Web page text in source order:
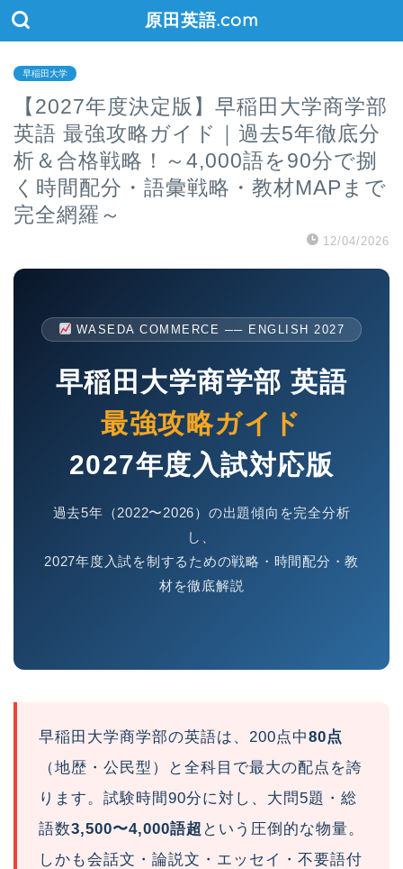
原田英語.com
早稲田大学
【2027年度決定版】早稲田大学商学部
英語 最強攻略ガイド｜過去5年徹底分
析＆合格戦略！～4,000語を90分で捌
く時間配分・語彙戦略・教材MAPまで
完全網羅～
12/04/2026
WASEDA COMMERCE ── ENGLISH 2027
早稲田大学商学部 英語
最強攻略ガイド
2027年度入試対応版
過去5年（2022〜2026）の出題傾向を完全分析
し、
2027年度入試を制するための戦略・時間配分・教
材を徹底解説
早稲田大学商学部の英語は、200点中80点
（地歴・公民型）と全科目で最大の配点を誇
ります。試験時間90分に対し、大問5題・総
語数3,500〜4,000語超 という圧倒的な物量。
しかも会話文・論説文・エッセイ・不要語付